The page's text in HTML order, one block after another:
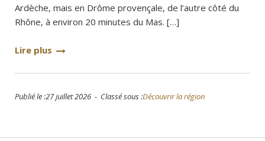
Ardèche, mais en Drôme provençale, de l’autre côté du
Rhône, à environ 20 minutes du Mas. […]
Lire plus
Publié le :27 juillet 2026 - Classé sous :Découvrir la région